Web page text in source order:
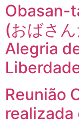
Obasan-
(おばさ
Alegria
Reunião
realizada